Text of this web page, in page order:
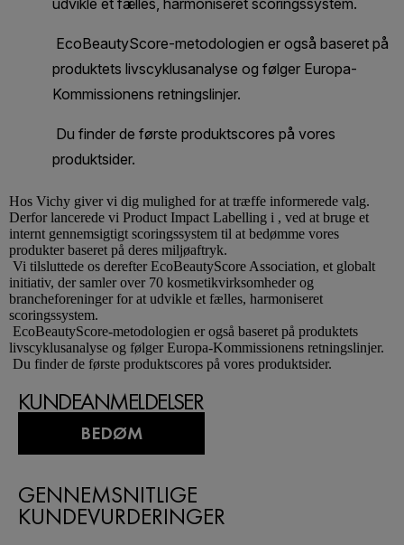
Hos Vichy giver vi dig mulighed for at træffe informerede valg.
Derfor lancerede vi Product Impact Labelling i , ved at bruge et
internt gennemsigtigt scoringssystem til at bedømme vores
produkter baseret på deres miljøaftryk.
Vi tilsluttede os derefter EcoBeautyScore Association, et globalt
initiativ, der samler over 70 kosmetikvirksomheder og
brancheforeninger for at udvikle et fælles, harmoniseret
scoringssystem.
EcoBeautyScore-metodologien er også baseret på produktets
livscyklusanalyse og følger Europa-Kommissionens retningslinjer.
Du finder de første produktscores på vores produktsider.
KUNDEANMELDELSER
BEDØM
GENNEMSNITLIGE
KUNDEVURDERINGER